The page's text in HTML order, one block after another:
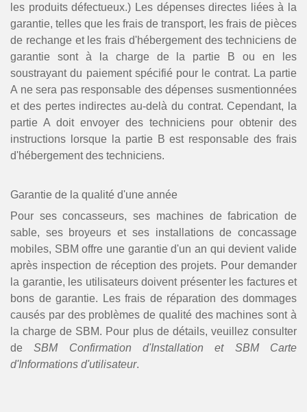
les produits défectueux.) Les dépenses directes liées à la
garantie, telles que les frais de transport, les frais de pièces
de rechange et les frais d'hébergement des techniciens de
garantie sont à la charge de la partie B ou en les
soustrayant du paiement spécifié pour le contrat. La partie
A ne sera pas responsable des dépenses susmentionnées
et des pertes indirectes au-delà du contrat. Cependant, la
partie A doit envoyer des techniciens pour obtenir des
instructions lorsque la partie B est responsable des frais
d'hébergement des techniciens.
Garantie de la qualité d'une année
Pour ses concasseurs, ses machines de fabrication de
sable, ses broyeurs et ses installations de concassage
mobiles, SBM offre une garantie d'un an qui devient valide
après inspection de réception des projets. Pour demander
la garantie, les utilisateurs doivent présenter les factures et
bons de garantie. Les frais de réparation des dommages
causés par des problèmes de qualité des machines sont à
la charge de SBM. Pour plus de détails, veuillez consulter
deSBM Confirmation d'Installation et SBM Carte
d'Informations d'utilisateur.